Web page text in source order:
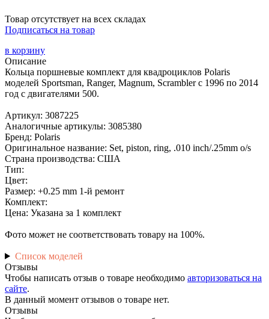
Товар отсутствует на всех складах
Подписаться на товар
в корзину
Описание
Кольца поршневые комплект для квадроциклов Polaris
моделей Sportsman, Ranger, Magnum, Scrambler с 1996 по 2014
год с двигателями 500.
Артикул: 3087225
Аналогичные артикулы: 3085380
Бренд: Polaris
Оригинальное название: Set, piston, ring, .010 inch/.25mm o/s
Страна производства: США
Тип:
Цвет:
Размер: +0.25 mm 1-й ремонт
Комплект:
Цена: Указана за 1 комплект
Фото может не соответствовать товару на 100%.
Список моделей
Отзывы
Чтобы написать отзыв о товаре необходимо авторизоваться на
сайте.
В данный момент отзывов о товаре нет.
Отзывы